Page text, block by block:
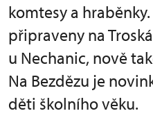
komtesy a
připraveny na
u Nechanic, nově
Na Bezdězu je
děti školního věku.